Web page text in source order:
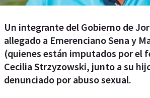
Un integrante del Gobierno de
allegado a Emerenciano Sena y
(quienes están imputados por el
Cecilia Strzyzowski, junto a su
denunciado por abuso sexual.